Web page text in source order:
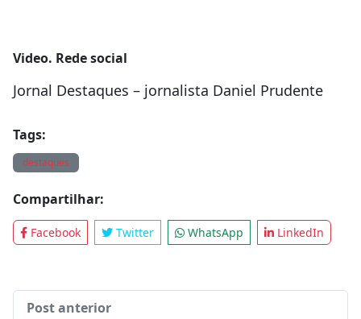
Jornal Destaques – jornalista Daniel Prudente
Tags:
destaques
Compartilhar:
Facebook Twitter WhatsApp LinkedIn